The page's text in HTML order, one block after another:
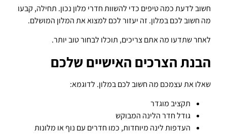
חשוב לדעת כמה טיפים כדי להשוות חדרי מלון נכון. תחילה, קבעו
מה חשוב לכם במלון. זה יעזור לכם למצוא את המלון המושלם.
לאחר שתדעו מה אתם צריכים, תוכלו לבחור טוב יותר.
הבנת הצרכים האישיים שלכם
שאלו את עצמכם מה חשוב לכם במלון. לדוגמא:
תקציב מוגדר
גודל חדר הלינה המבוקש
העדפות לינה מיוחדות, כמו חדרים עם נוף או מלונות